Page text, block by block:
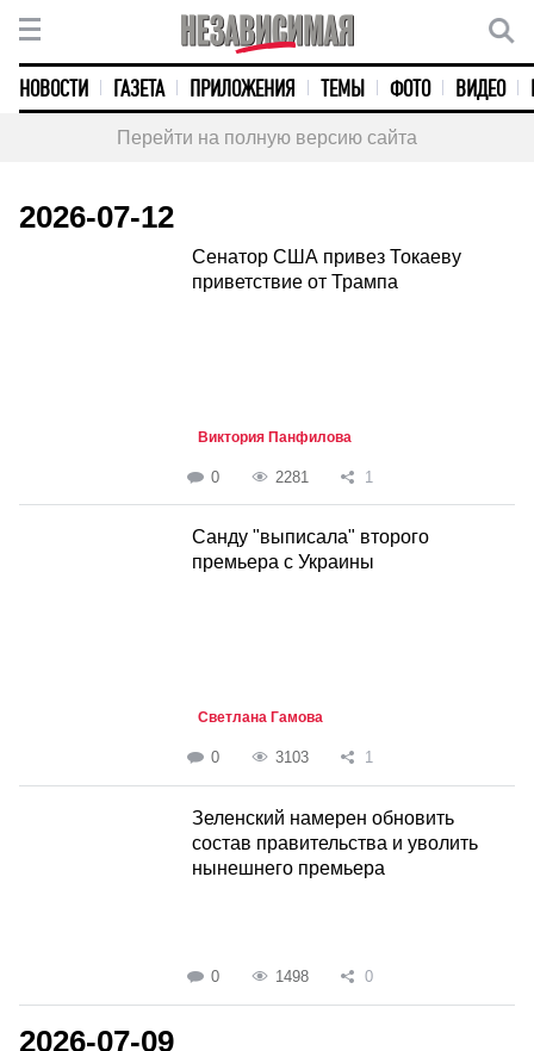
НОВОСТИ ГАЗЕТА ПРИЛОЖЕНИЯ ТЕМЫ ФОТО ВИДЕО
Перейти на полную версию сайта
2026-07-12
Сенатор США привез Токаеву
приветствие от Трампа
Виктория Панфилова
0 2281 1
Санду "выписала" второго
премьера с Украины
Светлана Гамова
0 3103 1
Зеленский намерен обновить
состав правительства и уволить
нынешнего премьера
0 1498 0
2026-07-09